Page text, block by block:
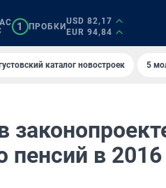
1 ПРОБКИ
USD 82,17
EUR 94,84
каталог новостроек 5
в 2016